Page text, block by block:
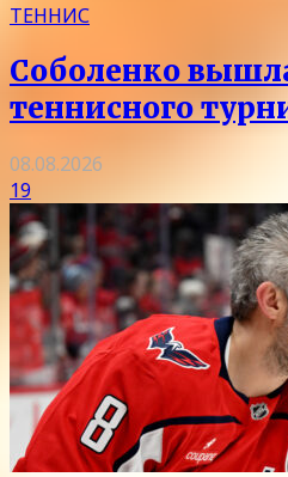
ТЕННИС
Соболенко
теннисного
08.08.2026
19